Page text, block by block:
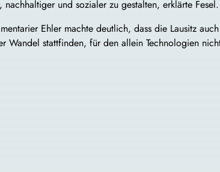
nachhaltiger und sozialer zu gestalten, erklärte Fesel.
Ehler machte deutlich, dass die Lausitz
Wandel stattfinden, für den allein Technologien